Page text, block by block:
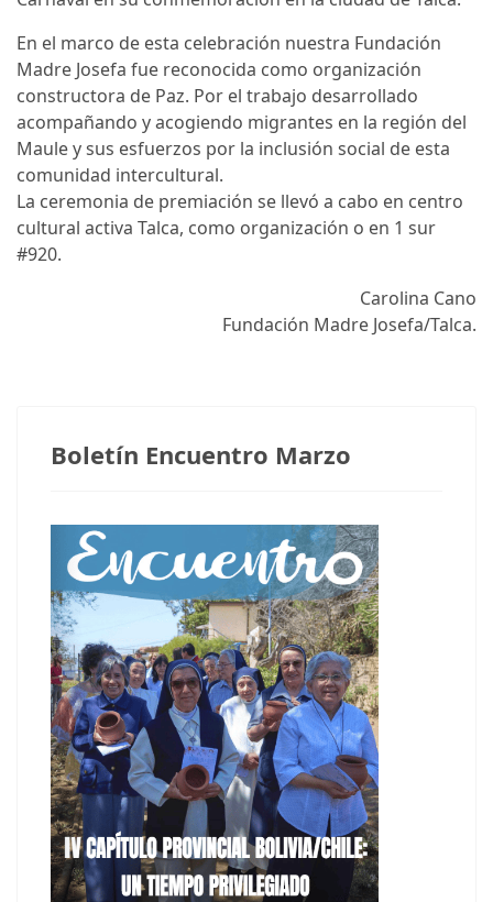
En el marco de esta celebración nuestra Fundación
Madre Josefa fue reconocida como organización
constructora de Paz. Por el trabajo desarrollado
acompañando y acogiendo migrantes en la región del
Maule y sus esfuerzos por la inclusión social de esta
comunidad intercultural.
La ceremonia de premiación se llevó a cabo en centro
cultural activa Talca, como organización o en 1 sur
#920.
Carolina Cano
Fundación Madre Josefa/Talca.
Boletín Encuentro Marzo